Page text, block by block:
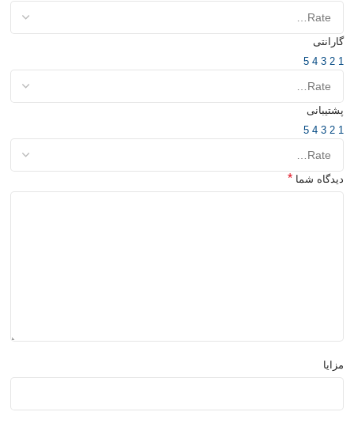
گارانتی
1
2
3
4
5
پشتیبانی
1
2
3
4
5
دیدگاه شما *
مزایا